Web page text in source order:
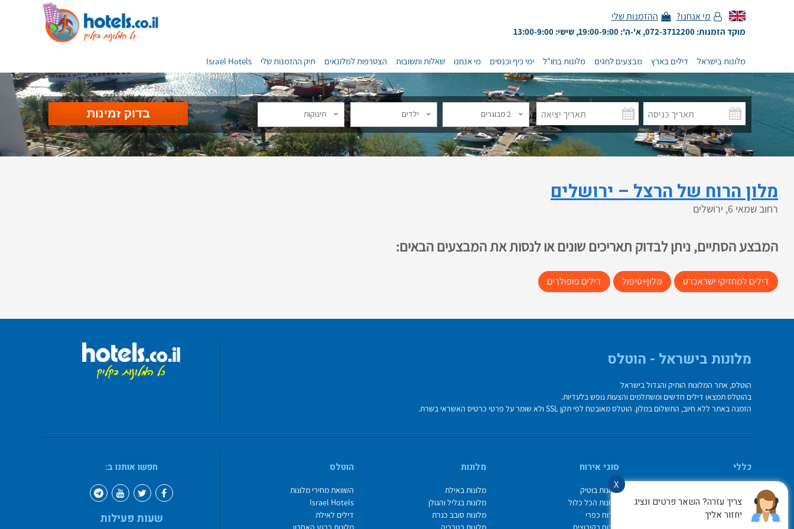
מי אנחנו? ההזמנות שלי
מוקד הזמנות: 072-3712200, א'-ה': 19:00-9:00, שישי: 13:00-9:00
מלונות בישראל דילים בארץ מבצעים לחגים מלונות בחו"ל ימי כיף וכנסים מי אנחנו שאלות ותשובות הצטרפות למלונאים תיק ההזמנות שלי Israel Hotels
2 מבוגרים ילדים תינוקות
מלון הרוח של הרצל – ירושלים
רחוב שמאי 6, ירושלים
המבצע הסתיים, ניתן לבדוק תאריכים שונים או לנסות את המבצעים הבאים:
דילים למחזיקי ישראכרט מלון+טיפול דילים פופולרים
X
צריך עזרה? השאר פרטים ונציג
יחזור אליך
מלונות בישראל - הוטלס
הוטלס, אתר המלונות הותיק והגדול בישראל
בהוטלס תמצאו דילים חדשים ומשתלמים והצעות נופש בלעדיות.
הזמנה באתר ללא חיוב, התשלום במלון. הוטלס מאובטח לפי תקן SSL ולא שומר על פרטי כרטיס האשראי בשרת.
כללי
איך משתמשים באתר
צור קשר
סוגי אירוח
מלונות בוטיק
מלונות הכל כלול
אירוח כפרי
מלונות
מלונות באילת
מלונות בגליל והגולן
מלונות סובב כנרת
הוטלס
השוואת מחירי מלונות
Israel Hotels
דילים לאילת
חפשו אותנו ב:
שעות פעילות